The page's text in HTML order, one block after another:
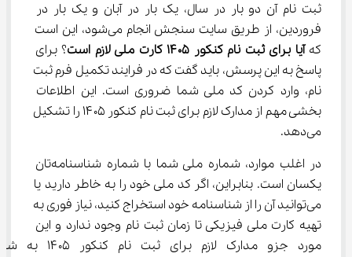
ثبت نام آن دو بار در سال، یک بار در آبان و یک بار در
فروردین، از طریق سایت سنجش انجام می‌شود، این است
که آیا برای ثبت نام کنکور ۱۴۰۵ کارت ملی لازم است
؟ برای
پاسخ به این پرسش، باید گفت که در فرایند تکمیل فرم ثبت
نام، وارد کردن کد ملی شما ضروری است. این اطلاعات
بخشی مهم از مدارک لازم برای ثبت نام کنکور ۱۴۰۵ را تشکیل
می‌دهد.
در اغلب موارد، شماره ملی شما با شماره شناسنامه‌تان
یکسان است. بنابراین، اگر کد ملی خود را به خاطر دارید یا
می‌توانید آن را از شناسنامه خود استخراج کنید، نیاز فوری به
تهیه کارت ملی فیزیکی تا زمان ثبت نام وجود ندارد و این
مورد جزو مدارک لازم برای ثبت نام